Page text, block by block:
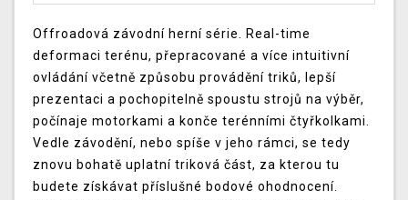
Offroadová závodní herní série. Real-time
deformaci terénu, přepracované a více intuitivní
ovládání včetně způsobu provádění triků, lepší
prezentaci a pochopitelně spoustu strojů na výběr,
počínaje motorkami a konče terénními čtyřkolkami.
Vedle závodění, nebo spíše v jeho rámci, se tedy
znovu bohatě uplatní triková část, za kterou tu
budete získávat příslušné bodové ohodnocení.